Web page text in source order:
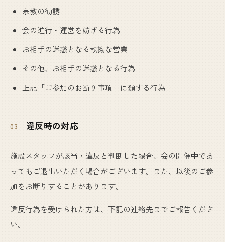
宗教の勧誘
会の進行・運営を妨げる行為
お相手の迷惑となる執拗な営業
その他、お相手の迷惑となる行為
上記「ご参加のお断り事項」に類する行為
03 違反時の対応
施設スタッフが該当・違反と判断した場合、会の開催中であ
ってもご退出いただく場合がございます。また、以後のご参
加をお断りすることがあります。
違反行為を受けられた方は、下記の連絡先までご報告くださ
い。